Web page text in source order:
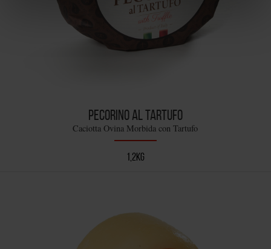
PECORINO AL TARTUFO
Caciotta Ovina Morbida con Tartufo
1,2KG